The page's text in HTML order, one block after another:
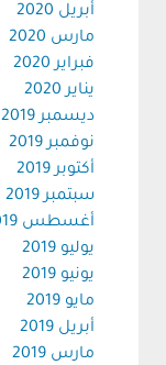
أبريل 2020
مارس 2020
فبراير 2020
يناير 2020
ديسمبر 2019
نوفمبر 2019
أكتوبر 2019
سبتمبر 2019
أغسطس 2019
يوليو 2019
يونيو 2019
مايو 2019
أبريل 2019
مارس 2019